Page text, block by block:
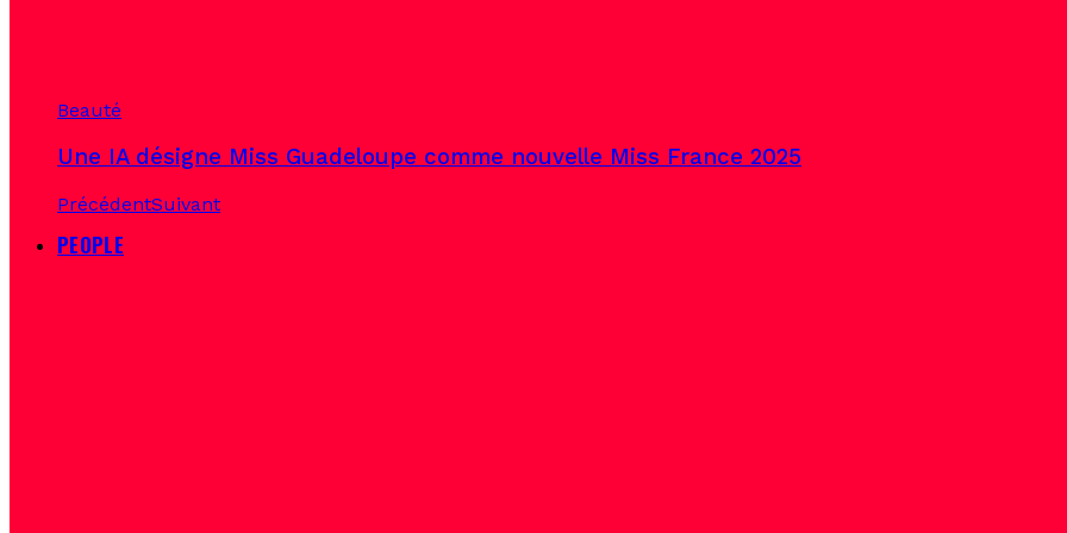
Beauté
Une IA désigne Miss Guadeloupe comme nouvelle Miss France 2025
PrécédentSuivant
PEOPLE